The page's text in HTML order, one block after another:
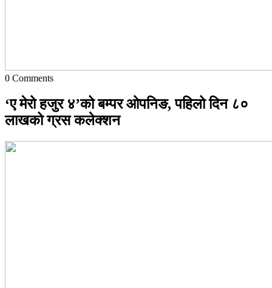
0 Comments
‘ए मेरो हजुर ४’को बम्पर ओपनिङ, पहिलो दिन ८०
लाखको ग्रस कलेक्शन